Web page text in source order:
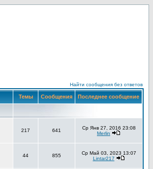
Найти сообщения без ответов
Темы Сообщения Последнее сообщение
217 641
Ср Янв 27, 2016 23:08
Merlin
44 855
Ср Май 03, 2023 13:07
Lintar217